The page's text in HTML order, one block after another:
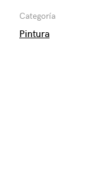
Categoría
Pintura